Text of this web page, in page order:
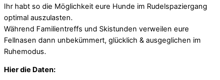
Ihr habt so die Möglichkeit eure Hunde im Rudelspaziergang
optimal auszulasten.
Während Familientreffs und Skistunden verweilen eure
Fellnasen dann unbekümmert, glücklich & ausgeglichen im
Ruhemodus.
Hier die Daten: